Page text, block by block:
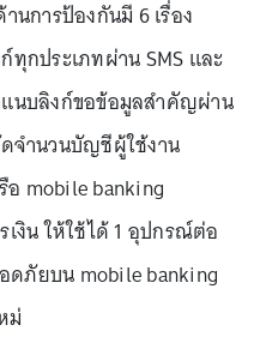
นการป้องกันมี 6 เรื่อง
ทุกประเภทผ่าน SMS และ
แนบลิงก์ขอข้อมูลสำคัญผ่าน
ดจำนวนบัญชีผู้ใช้งาน
mobile banking
งิน ให้ใช้ได้ 1 อุปกรณ์ต่อ
ภัยบน mobile banking
ม่